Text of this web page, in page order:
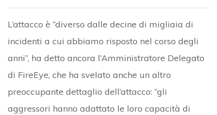
L’attacco è “diverso dalle decine di migliaia di
incidenti a cui abbiamo risposto nel corso degli
anni”, ha detto ancora l’Amministratore Delegato
di FireEye, che ha svelato anche un altro
preoccupante dettaglio dell’attacco: “gli
aggressori hanno adattato le loro capacità di